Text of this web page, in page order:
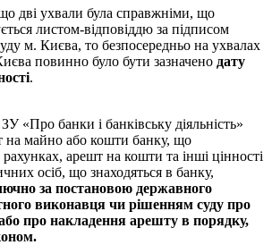
дві ухвали була справжніми, що
листом-відповіддю за підписом
м. Києва, то безпосередньо на ухвалах
повинно було бути зазначено дату
.
«Про банки і банківську діяльність»
на майно або кошти банку, що
арешт на кошти та інші цінності
осіб, що знаходяться в банку,
за постановою державного
виконавця чи рішенням суду про
про накладення арешту в порядку,